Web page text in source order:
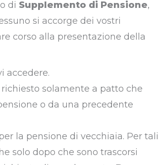
di Supplemento di Pensione,
si accorge dei vostri
corso alla presentazione della
accedere.
richiesto solamente a patto che
o da una precedente
la pensione di vecchiaia. Per tali
solo dopo che sono trascorsi